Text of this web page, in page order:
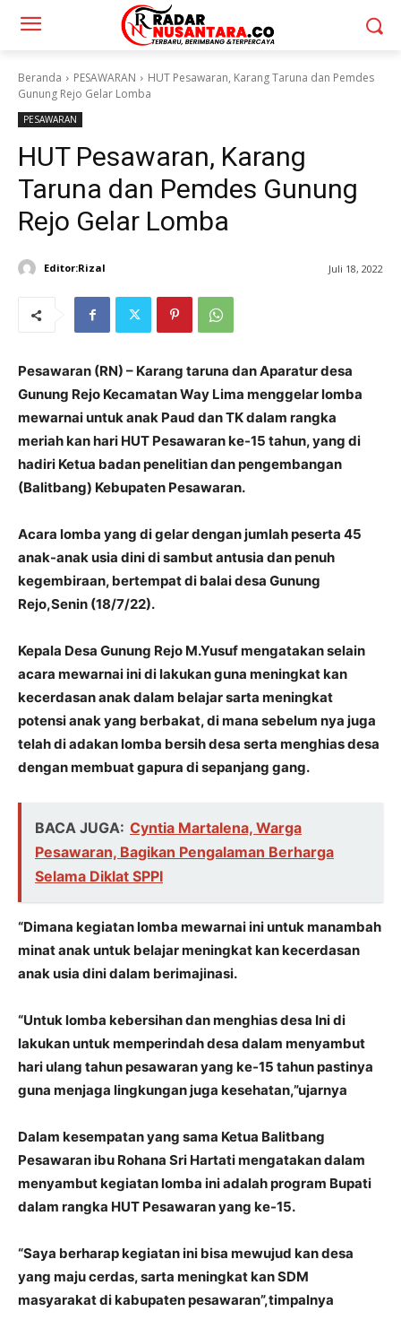
Beranda PESAWARAN
HUT Pesawaran, Karang Taruna dan Pemdes
Gunung Rejo Gelar Lomba
PESAWARAN
HUT Pesawaran, Karang
Taruna dan Pemdes Gunung
Rejo Gelar Lomba
Editor:Rizal Juli 18, 2022
Pesawaran (RN) – Karang taruna dan Aparatur desa
Gunung Rejo Kecamatan Way Lima menggelar lomba
mewarnai untuk anak Paud dan TK dalam rangka
meriah kan hari HUT Pesawaran ke-15 tahun, yang di
hadiri Ketua badan penelitian dan pengembangan
(Balitbang) Kebupaten Pesawaran.
Acara lomba yang di gelar dengan jumlah peserta 45
anak-anak usia dini di sambut antusia dan penuh
kegembiraan, bertempat di balai desa Gunung
Rejo,Senin (18/7/22).
Kepala Desa Gunung Rejo M.Yusuf mengatakan selain
acara mewarnai ini di lakukan guna meningkat kan
kecerdasan anak dalam belajar sarta meningkat
potensi anak yang berbakat, di mana sebelum nya juga
telah di adakan lomba bersih desa serta menghias desa
dengan membuat gapura di sepanjang gang.
BACA JUGA: Cyntia Martalena, Warga
Pesawaran, Bagikan Pengalaman Berharga
Selama Diklat SPPI
“Dimana kegiatan lomba mewarnai ini untuk manambah
minat anak untuk belajar meningkat kan kecerdasan
anak usia dini dalam berimajinasi.
“Untuk lomba kebersihan dan menghias desa Ini di
lakukan untuk memperindah desa dalam menyambut
hari ulang tahun pesawaran yang ke-15 tahun pastinya
guna menjaga lingkungan juga kesehatan,”ujarnya
Dalam kesempatan yang sama Ketua Balitbang
Pesawaran ibu Rohana Sri Hartati mengatakan dalam
menyambut kegiatan lomba ini adalah program Bupati
dalam rangka HUT Pesawaran yang ke-15.
“Saya berharap kegiatan ini bisa mewujud kan desa
yang maju cerdas, sarta meningkat kan SDM
masyarakat di kabupaten pesawaran”,timpalnya